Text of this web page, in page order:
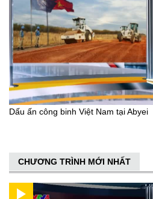
Dấu ấn công binh Việt Nam tại Abyei
CHƯƠNG TRÌNH MỚI NHẤT